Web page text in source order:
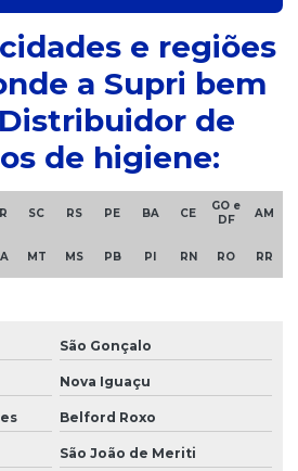
para empresas
biscoitos
biscoitos sp
em sachê
escritorio
e regiões
a Supri bem
de
de higiene:
SC RS PE BA CE
GO e
DF
AM
MT MS PB PI RN RO RR
São Gonçalo
Nova Iguaçu
Belford Roxo
São João de Meriti